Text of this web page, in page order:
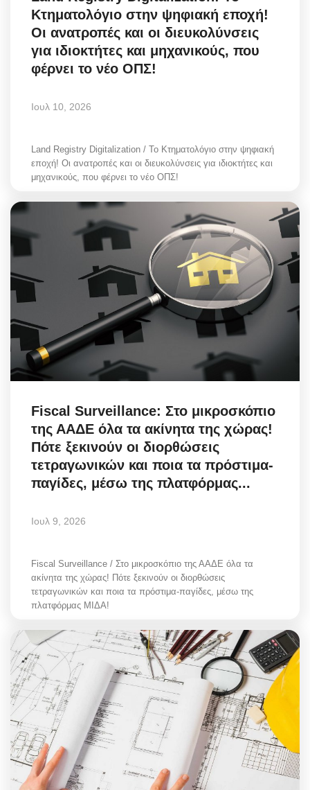
Κτηματολόγιο στην ψηφιακή εποχή!
Οι ανατροπές και οι διευκολύνσεις
για ιδιοκτήτες και μηχανικούς, που
φέρνει το νέο ΟΠΣ!
Ιουλ 10, 2026
Land Registry Digitalization / Το Κτηματολόγιο στην ψηφιακή
εποχή! Οι ανατροπές και οι διευκολύνσεις για ιδιοκτήτες και
μηχανικούς, που φέρνει το νέο ΟΠΣ!
Fiscal Surveillance: Στο μικροσκόπιο
της ΑΑΔΕ όλα τα ακίνητα της χώρας!
Πότε ξεκινούν οι διορθώσεις
τετραγωνικών και ποια τα πρόστιμα-
παγίδες, μέσω της πλατφόρμας...
Ιουλ 9, 2026
Fiscal Surveillance / Στο μικροσκόπιο της ΑΑΔΕ όλα τα
ακίνητα της χώρας! Πότε ξεκινούν οι διορθώσεις
τετραγωνικών και ποια τα πρόστιμα-παγίδες, μέσω της
πλατφόρμας ΜΙΔΑ!